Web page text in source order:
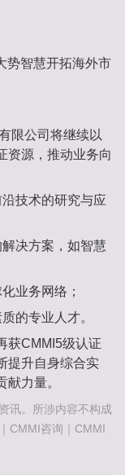
势智慧开拓海外市
限公司将继续以
资源，推动业务向
技术的研究与应
决方案，如智慧
业务网络；
的专业人才。
获CMMI5级认证
提升自身综合实
力量。
讯。所涉内容不构成
CMMI咨询｜CMMI